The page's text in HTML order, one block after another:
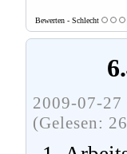
Bewerten - Schlecht
2009-07-
(Gelesen: